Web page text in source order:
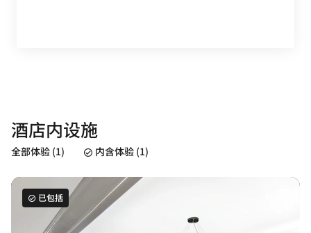
酒店内设施
全部体验 (1) 内含体验 (1)
已包括